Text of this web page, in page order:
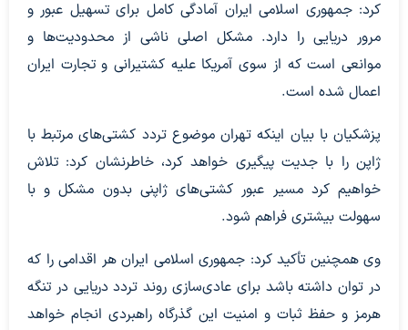
کرد: جمهوری اسلامی ایران آمادگی کامل برای تسهیل عبور و
مرور دریایی را دارد. مشکل اصلی ناشی از محدودیت‌ها و
موانعی است که از سوی آمریکا علیه کشتیرانی و تجارت ایران
اعمال شده است.
پزشکیان با بیان اینکه تهران موضوع تردد کشتی‌های مرتبط با
ژاپن را با جدیت پیگیری خواهد کرد، خاطرنشان کرد: تلاش
خواهیم کرد مسیر عبور کشتی‌های ژاپنی بدون مشکل و با
سهولت بیشتری فراهم شود.
وی همچنین تأکید کرد: جمهوری اسلامی ایران هر اقدامی را که
در توان داشته باشد برای عادی‌سازی روند تردد دریایی در تنگه
هرمز و حفظ ثبات و امنیت این گذرگاه راهبردی انجام خواهد